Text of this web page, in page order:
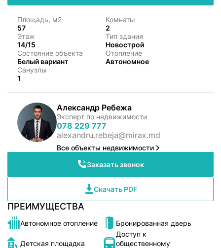
Площадь, м2
57
Комнаты
2
Этаж
14/15
Тип здания
Новострой
Состояние объекта
Белый вариант
Отопление
Автономное
Санузлы
1
Александр Ребежа
Эксперт по недвижимости
078 229 777
alexandru.rebeja@mirax.md
Все объекты недвижимости
Заказать звонок
Скачать PDF
ПРЕИМУЩЕСТВА
Автономное отопление Бронированная дверь
Детская площадка
Доступ к
общественному